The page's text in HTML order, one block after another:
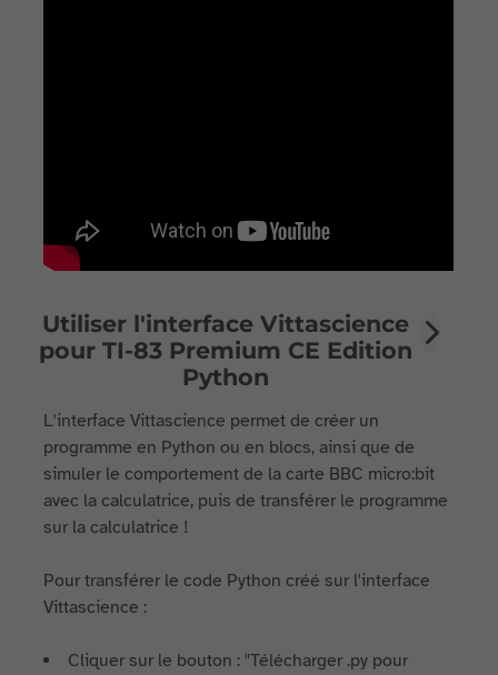
Utiliser l'interface Vittascience
pour TI-83 Premium CE Edition
Python
L'interface Vittascience permet de créer un
programme en Python ou en blocs, ainsi que de
simuler le comportement de la carte BBC micro:bit
avec la calculatrice, puis de transférer le programme
sur la calculatrice !
Pour transférer le code Python créé sur l'interface
Vittascience :
Cliquer sur le bouton : "Télécharger .py pour